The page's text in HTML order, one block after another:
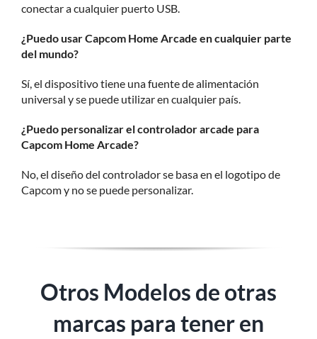
conectar a cualquier puerto USB.
¿Puedo usar Capcom Home Arcade en cualquier parte
del mundo?
Sí, el dispositivo tiene una fuente de alimentación
universal y se puede utilizar en cualquier país.
¿Puedo personalizar el controlador arcade para
Capcom Home Arcade?
No, el diseño del controlador se basa en el logotipo de
Capcom y no se puede personalizar.
Otros Modelos de otras
marcas para tener en